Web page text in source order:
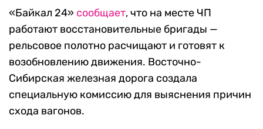
«Байкал 24» сообщает, что на месте ЧП
работают восстановительные бригады —
рельсовое полотно расчищают и готовят к
возобновлению движения. Восточно-
Сибирская железная дорога создала
специальную комиссию для выяснения причин
схода вагонов.